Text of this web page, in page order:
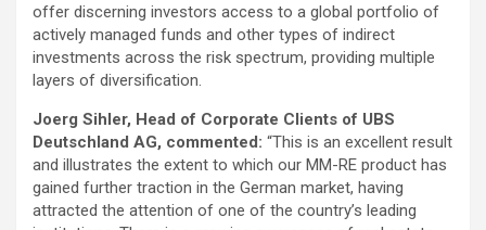
offer discerning investors access to a global portfolio of
actively managed funds and other types of indirect
investments across the risk spectrum, providing multiple
layers of diversification.
Joerg Sihler, Head of Corporate Clients of UBS
Deutschland AG, commented: “This is an excellent result
and illustrates the extent to which our MM-RE product has
gained further traction in the German market, having
attracted the attention of one of the country’s leading